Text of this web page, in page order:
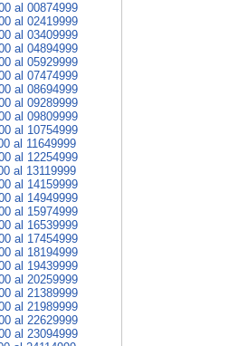
al 00874999
al 02419999
al 03409999
al 04894999
al 05929999
al 07474999
al 08694999
al 09289999
al 09809999
al 10754999
al 11649999
al 12254999
al 13119999
al 14159999
al 14949999
al 15974999
al 16539999
al 17454999
al 18194999
al 19439999
al 20259999
al 21389999
al 21989999
al 22629999
al 23094999